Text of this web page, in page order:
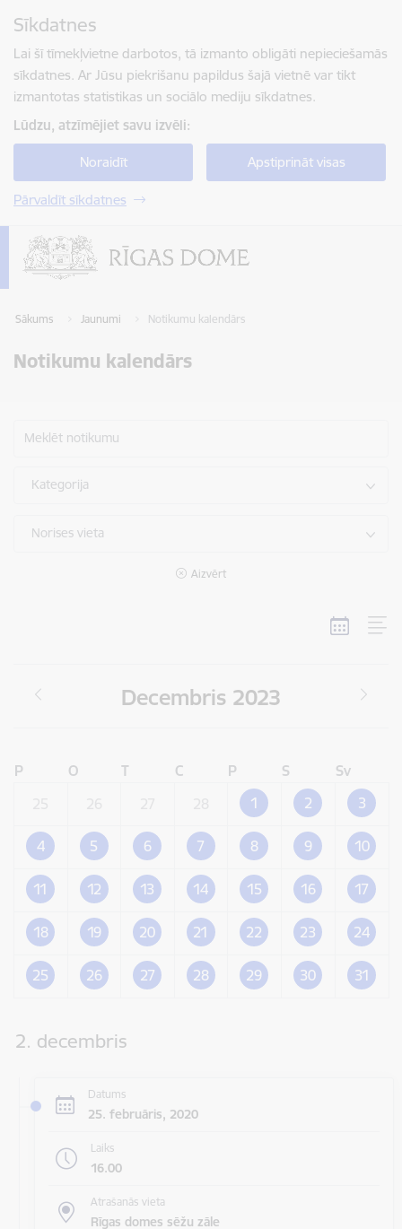
Sīkdatnes
Lai šī tīmekļvietne darbotos, tā izmanto obligāti nepieciešamās
sīkdatnes. Ar Jūsu piekrišanu papildus šajā vietnē var tikt
izmantotas statistikas un sociālo mediju sīkdatnes.
Lūdzu, atzīmējiet savu izvēli:
Noraidīt Apstiprināt visas
Pārvaldīt sīkdatnes
Sākums Jaunumi Notikumu kalendārs
Notikumu kalendārs
Meklēt notikumu
Kategorija
Norises vieta
Aizvērt
Decembris 2023
P O T C P S
Sv
1 2 3
4 5 6 7 8 9 10
11 12 13 14 15 16 17
18 19 20 21 22 23 24
25 26 27 28 29 30 31
2. decembris
Datums
25. februāris, 2020
Laiks
16.00
Atrašanās vieta
Rīgas domes sēžu zāle